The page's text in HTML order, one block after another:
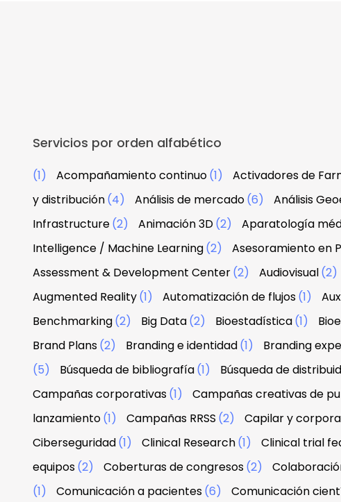
Servicios por orden alfabético
(1) Acompañamiento continuo(1) Activadores de
y distribución(4) Análisis de mercado(6) Análisis
Infrastructure(2) Animación 3D(2) Aparatología
Intelligence / Machine Learning(2) Asesoramiento en
Assessment & Development Center(2) Audiovisual(2)
Augmented Reality(1) Automatización de flujos(1)
Benchmarking(2) Big Data(2) Bioestadística(1)
Brand Plans(2) Branding e identidad(1) Branding
(5)
Búsqueda de bibliografía(1) Búsqueda de
Campañas corporativas(1) Campañas creativas de
lanzamiento(1) Campañas RRSS (2) Capilar y
Ciberseguridad(1) Clinical Research(1) Clinical trial
equipos(2) Coberturas de congresos(2)
(1)
Comunicación a pacientes(6) Comunicación